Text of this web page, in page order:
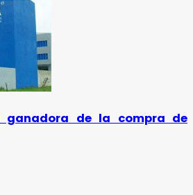
de la compra de